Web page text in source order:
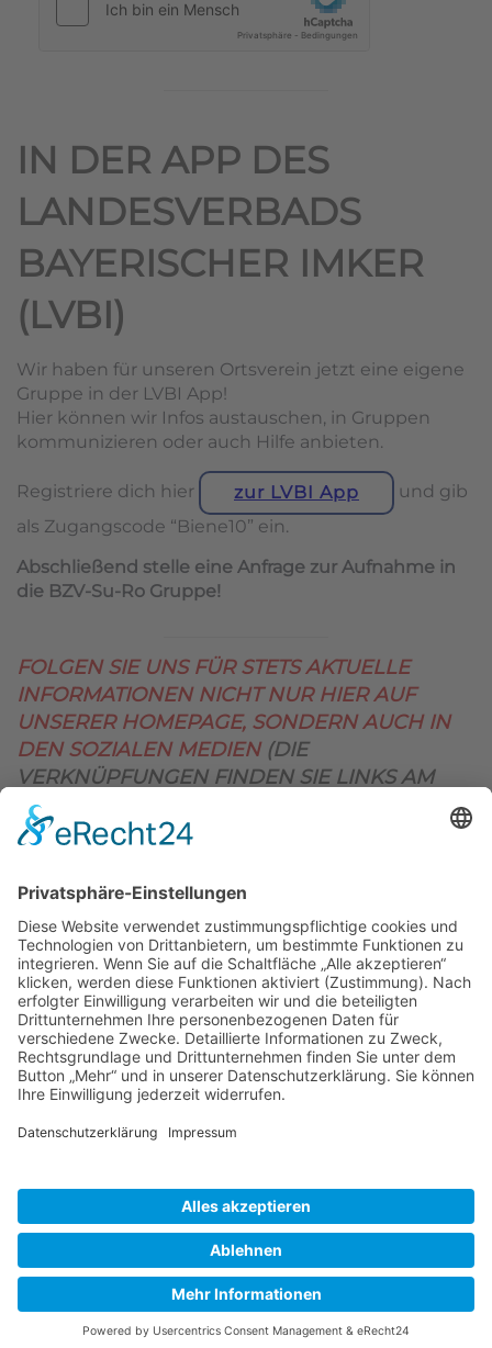
IN DER APP DES
LANDESVERBADS
BAYERISCHER IMKER
(LVBI)
Wir haben für unseren Ortsverein jetzt eine eigene
Gruppe in der LVBI App!
Hier können wir Infos austauschen, in Gruppen
kommunizieren oder auch Hilfe anbieten.
Registriere dich hier zur LVBI App
und gib
als Zugangscode “Biene10” ein.
Abschließend stelle eine Anfrage zur Aufnahme in
die BZV-Su-Ro Gruppe!
FOLGEN SIE UNS FÜR STETS AKTUELLE
INFORMATIONEN NICHT NUR HIER AUF
UNSERER HOMEPAGE, SONDERN AUCH IN
DEN SOZIALEN MEDIEN (DIE
VERKNÜPFUNGEN FINDEN SIE LINKS AM
OBEREN SEITENRAND)
BIENENZUCHTVEREIN SULZBACH-ROSENBERG
1871 E.V.
1. Vorsitzender
Matthias Bohmann
Siebeneichen 13
92237 Sulzbach-Rosenberg
E-Mail: vorstand@bienenzuchtverein-sulzbach-
Copyright © Bienenzuchtverein
Sulzbach-Rosenberg 1871 e.V.
Kontakt|Impressum|Datenschutzerklärung|
Cookie-Einstellungen